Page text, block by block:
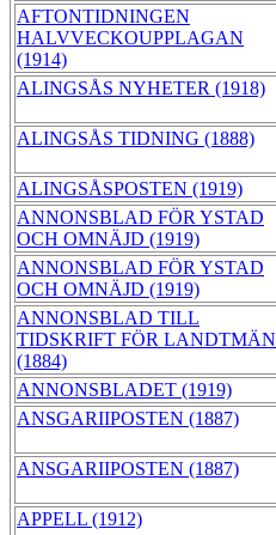
AFTONTIDNINGEN
HALVVECKOUPPLAGAN
(1914)
ALINGSÅS NYHETER (1918)
ALINGSÅS TIDNING (1888)
ALINGSÅSPOSTEN (1919)
ANNONSBLAD FÖR YSTAD
OCH OMNÄJD (1919)
ANNONSBLAD FÖR YSTAD
OCH OMNÄJD (1919)
ANNONSBLAD TILL
TIDSKRIFT FÖR LANDTMÄN
(1884)
ANNONSBLADET (1919)
ANSGARIIPOSTEN (1887)
ANSGARIIPOSTEN (1887)
APPELL (1912)